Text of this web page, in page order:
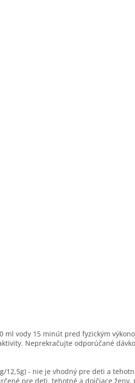
ml vody 15 minút pred fyzickým
Neprekračujte odporúčané
12,5g) - nie je vhodný pre deti a
pre deti, tehotné a dojčiace ženy.